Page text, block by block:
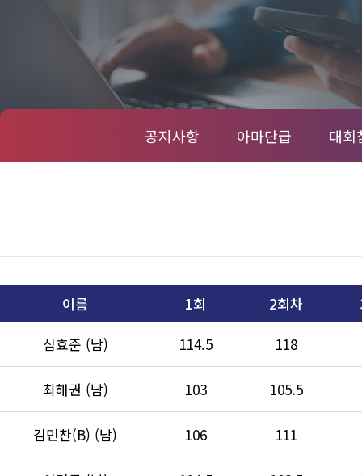
공지사항 아마단급 대회
이름 1회 2회차
심효준 (남)
114.5 118
최해권 (남) 103 105.5
김민찬(B) (남) 106 111